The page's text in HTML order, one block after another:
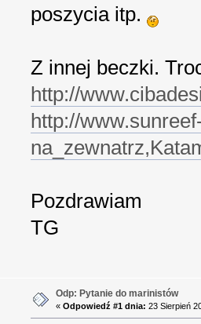
poszycia itp.
Z innej beczki.
http://
http://
Pozdrawiam
TG
Odp: Pytanie do marinistów
«Odpowiedź #1 dnia: 23 Sierpień